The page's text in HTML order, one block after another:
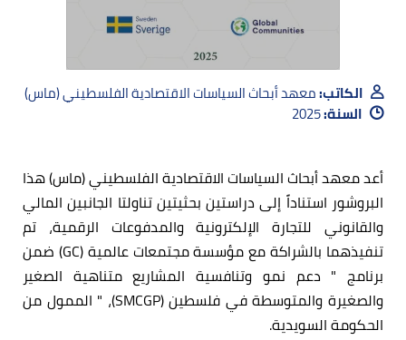
الكاتب:معهد أبحاث السياسات الاقتصادية الفلسطيني (ماس)
السنة:2025
أعد معهد أبحاث السياسات الاقتصادية الفلسطيني (ماس) هذا
البروشور استناداً إلى دراستين بحثيتين تناولتا الجانبين المالي
والقانوني للتجارة الإلكترونية والمدفوعات الرقمية، تم
تنفيذهما بالشراكة مع مؤسسة مجتمعات عالمية (GC) ضمن
برنامج " دعم نمو وتنافسية المشاريع متناهية الصغير
والصغيرة والمتوسطة في فلسطين (SMCGP)، " الممول من
الحكومة السويدية.